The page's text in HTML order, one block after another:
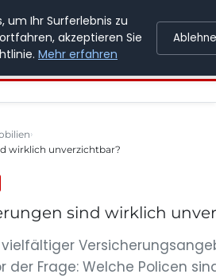
KUSS
wirklich unverzichtbar?
sind wirklich
der Frage: Welche Policen
um Ihr Surferlebnis zu
akzeptieren Sie
Mehr erfahren